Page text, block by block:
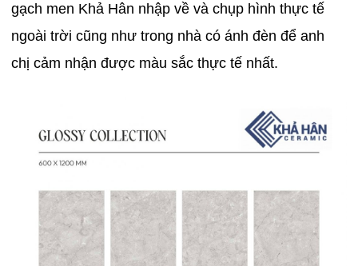
gạch men Khả Hân nhập về và chụp hình thực tế
ngoài trời cũng như trong nhà có ánh đèn để anh
chị cảm nhận được màu sắc thực tế nhất.